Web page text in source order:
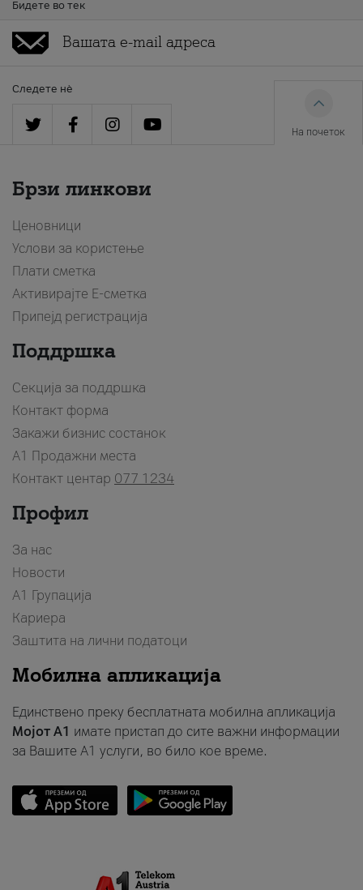
Бидете во тек
Следете нè
На почеток
Брзи линкови
Ценовници
Услови за користење
Плати сметка
Активирајте Е-сметка
Припејд регистрација
Поддршка
Секција за поддршка
Контакт форма
Закажи бизнис состанок
A1 Продажни места
Контакт центар 077 1234
Профил
За нас
Новости
А1 Групација
Кариера
Заштита на лични податоци
Мобилна апликација
Единствено преку бесплатната мобилна апликација
Мојот A1 имате пристап до сите важни информации
за Вашите A1 услуги, во било кое време.